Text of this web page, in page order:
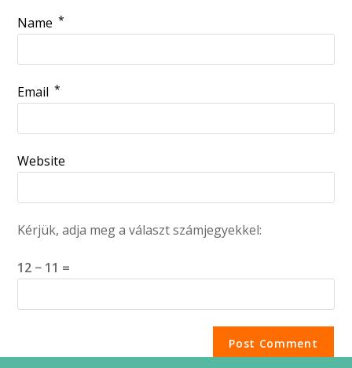
Name *
Email *
Website
Kérjük, adja meg a választ számjegyekkel:
12 − 11 =